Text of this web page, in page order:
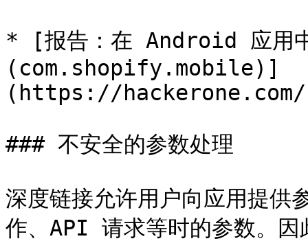
* [报告：在 Android 应用中
(com.shopify.mobile)]
(https://
### 不安全的参数处理
深度链接允许用户向应用提供
作、API 请求等时的参数。因